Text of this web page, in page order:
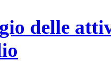
delle